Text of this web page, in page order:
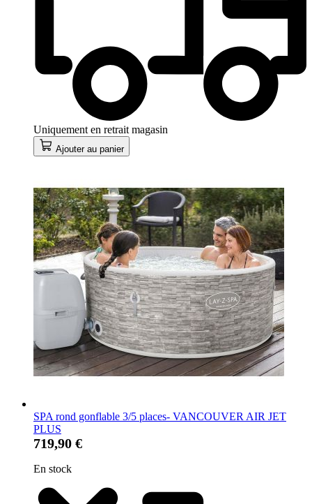
Uniquement en retrait magasin
Ajouter au panier
SPA rond gonflable 3/5 places- VANCOUVER AIR JET
PLUS
719,90 €
En stock